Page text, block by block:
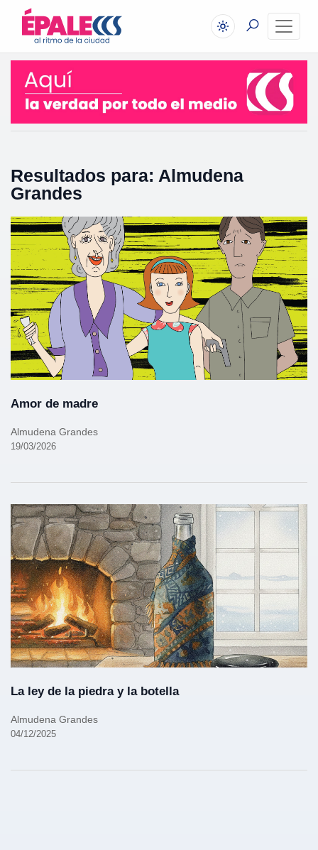
Resultados para: Almudena
Grandes
Amor de madre
Almudena Grandes
19/03/2026
La ley de la piedra y la botella
Almudena Grandes
04/12/2025